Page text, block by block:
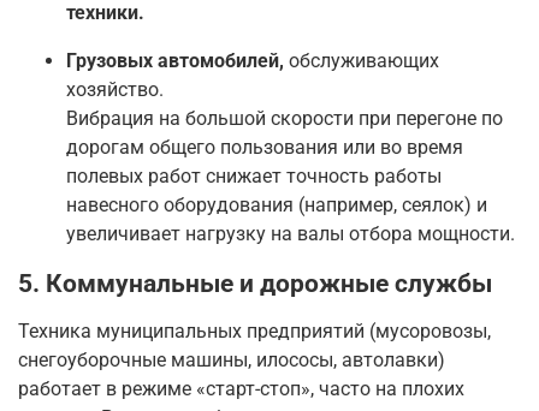
техники.
Грузовых автомобилей, обслуживающих
хозяйство.
Вибрация на большой скорости при перегоне по
дорогам общего пользования или во время
полевых работ снижает точность работы
навесного оборудования (например, сеялок) и
увеличивает нагрузку на валы отбора мощности.
5. Коммунальные и дорожные службы
Техника муниципальных предприятий (мусоровозы,
снегоуборочные машины, илососы, автолавки)
работает в режиме «старт-стоп», часто на плохих